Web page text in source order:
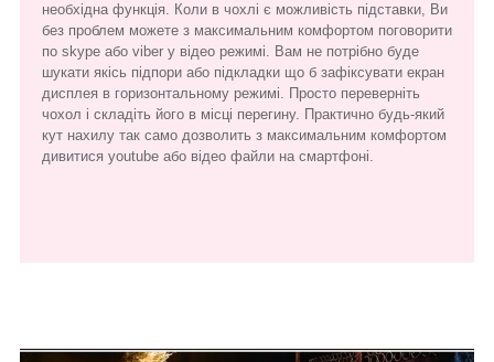
необхідна функція. Коли в чохлі є можливість підставки, Ви
без проблем можете з максимальним комфортом поговорити
по skype або viber у відео режимі. Вам не потрібно буде
шукати якісь підпори або підкладки що б зафіксувати екран
дисплея в горизонтальному режимі. Просто переверніть
чохол і складіть його в місці перегину. Практично будь-який
кут нахилу так само дозволить з максимальним комфортом
дивитися youtube або відео файли на смартфоні.